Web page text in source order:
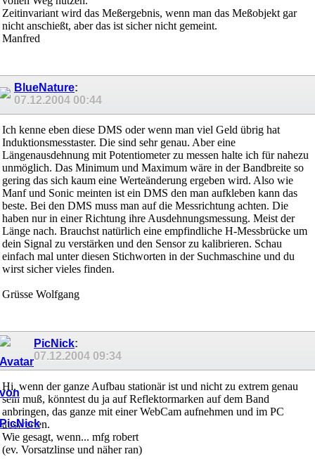
Zeitinvariant wird das Meßergebnis, wenn man das Meßobjekt gar
nicht anschießt, aber das ist sicher nicht gemeint.
Manfred
BlueNature:
07.12.2004 00:44
Ich kenne eben diese DMS oder wenn man viel Geld übrig hat
Induktionsmesstaster. Die sind sehr genau. Aber eine
Längenausdehnung mit Potentiometer zu messen halte ich für nahezu
unmöglich. Das Minimum und Maximum wäre in der Bandbreite so
gering das sich kaum eine Werteänderung ergeben wird. Also wie
Manf und Sonic meinten ist ein DMS den man aufkleben kann das
beste. Bei den DMS muss man auf die Messrichtung achten. Die
haben nur in einer Richtung ihre Ausdehnungsmessung. Meist der
Länge nach. Brauchst natürlich eine empfindliche H-Messbrücke um
dein Signal zu verstärken und den Sensor zu kalibrieren. Schau
einfach mal unter diesen Stichworten in der Suchmaschine und du
wirst sicher vieles finden.
Grüsse Wolfgang
PicNick:
07.12.2004 09:34
Hi, wenn der ganze Aufbau stationär ist und nicht zu extrem genau
sein muß, könntest du ja auf Reflektormarken auf dem Band
anbringen, das ganze mit einer WebCam aufnehmen und im PC
auswerten.
Wie gesagt, wenn... mfg robert
(ev. Vorsatzlinse und näher ran)